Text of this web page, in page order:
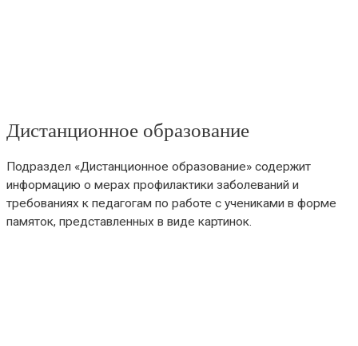
Дистанционное образование
Подраздел «Дистанционное образование» содержит
информацию о мерах профилактики заболеваний и
требованиях к педагогам по работе с учениками в форме
памяток, представленных в виде картинок.